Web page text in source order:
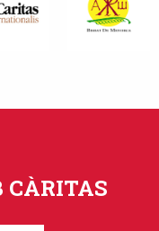
CÀRITAS